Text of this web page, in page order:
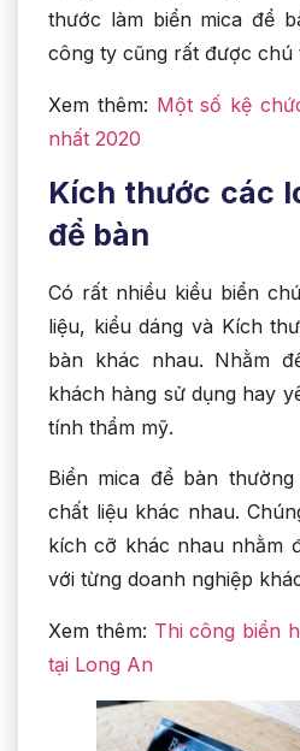
thước làm biển mica để
công ty cũng rất được chú
Xem thêm: Một số kệ
nhất 2020
Kích thước các
để bàn
Có rất nhiều kiểu biển
liệu, kiểu dáng và Kích
bàn khác nhau. Nhằm
khách hàng sử dụng hay
tính thẩm mỹ.
Biển mica để bàn
chất liệu khác nhau.
kích cỡ khác nhau nhằm
với từng doanh nghiệp
Xem thêm: Thi công biển
tại Long An